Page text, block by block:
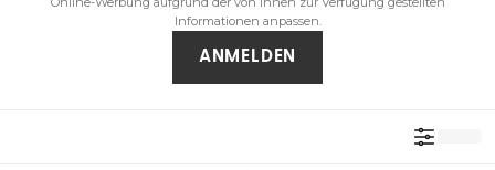
Informationen anpassen.
ANMELDEN